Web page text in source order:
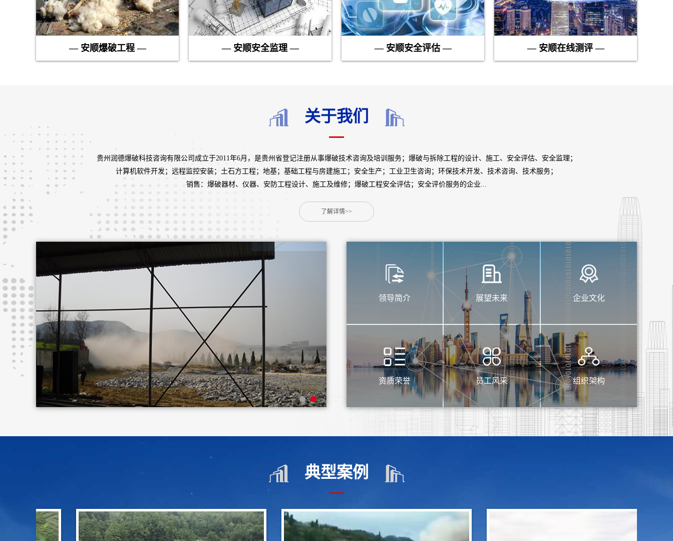
— 安顺爆破工程 — — 安顺安全监理 — — 安顺安全评估 — — 安顺在线测评 —
关于我们
贵州润德爆破科技咨询有限公司成立于2011年6月，是贵州省登记注册从事爆破技术咨询及培训服务；爆破与拆除工程的设计、施工、安全评估、安全监理；
计算机软件开发；远程监控安装；土石方工程；地基；基础工程与房建施工；安全生产；工业卫生咨询；环保技术开发、技术咨询、技术服务；
销售：爆破器材、仪器、安防工程设计、施工及维修；爆破工程安全评估；安全评价服务的企业...
了解详情>>
领导简介 展望未来 企业文化
资质荣誉 员工风采 组织架构
典型案例